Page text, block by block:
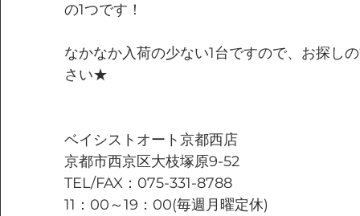
の1つです！
なかなか入荷の少ない1台ですので、お探し
さい★
ベイシストオート京都西店
京都市西京区大枝塚原9-52
TEL/FAX：075-331-8788
11：00～19：00(毎週月曜定休)